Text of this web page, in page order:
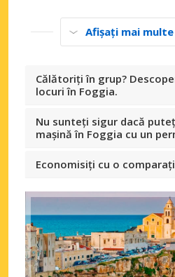
Afișați mai
Călătoriți în grup?
locuri în Foggia.
Nu sunteți sigur dacă
mașină în Foggia cu un
Economisiți cu o